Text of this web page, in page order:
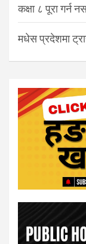
कक्षा ८ पूरा गर्न
मधेस प्रदेशमा